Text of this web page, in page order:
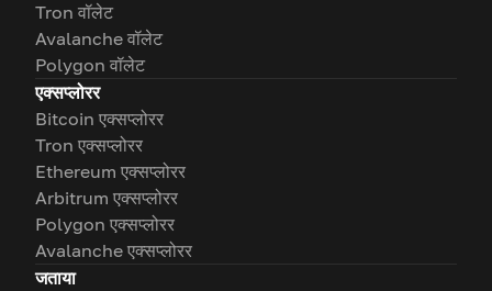
Tron वॉलेट
Avalanche वॉलेट
Polygon वॉलेट
एक्सप्लोरर
Bitcoin एक्सप्लोरर
Tron एक्सप्लोरर
Ethereum एक्सप्लोरर
Arbitrum एक्सप्लोरर
Polygon एक्सप्लोरर
Avalanche एक्सप्लोरर
जताया